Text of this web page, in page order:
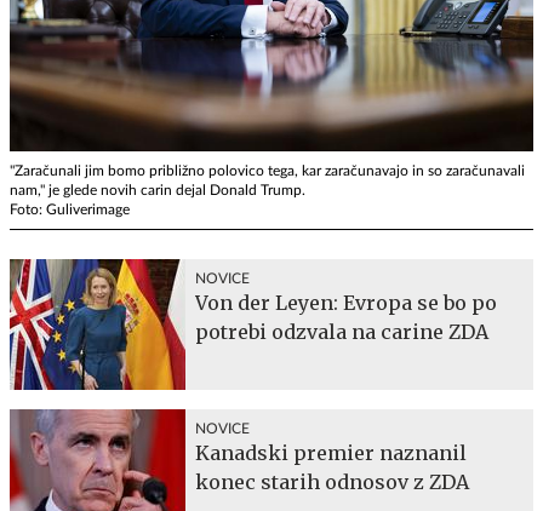
"Zaračunali jim bomo približno polovico tega, kar zaračunavajo in so zaračunavali
nam," je glede novih carin dejal Donald Trump.
Foto: Guliverimage
NOVICE
Von der Leyen: Evropa se bo po
potrebi odzvala na carine ZDA
NOVICE
Kanadski premier naznanil
konec starih odnosov z ZDA